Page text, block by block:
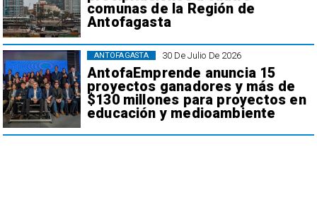
comunas de la Región de
Antofagasta
30 De Julio De 2026
AntofaEmprende anuncia 15
proyectos ganadores y más de
$130 millones para proyectos en
educación y medioambiente
ANTOFAGASTA